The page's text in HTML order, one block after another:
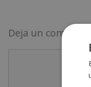
Deja un